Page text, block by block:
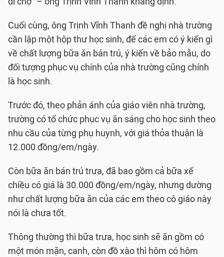
Cuối cùng, ông Trịnh Vĩnh Thanh đề nghị nhà trường
cần lập một hộp thư học sinh, để các em có ý kiến gì
về chất lượng bữa ăn bán trú, ý kiến về bảo mẫu, do
đối tượng phục vụ chính của nhà trường cũng chính
là học sinh.
Trước đó, theo phản ánh của giáo viên nhà trường,
trường có tổ chức phục vụ ăn sáng cho học sinh theo
nhu cầu của từng phụ huynh, với giá thỏa thuận là
12.000 đồng/em/ngày.
Còn bữa ăn bán trú trưa, đã bao gồm cả bữa xế
chiều có giá là 30.000 đồng/em/ngày, nhưng dường
như chất lượng bữa ăn của các em theo cô giáo này
nói là chưa tốt.
Thông thường thì bữa trưa, học sinh sẽ ăn gồm có
một món mặn, canh, còn đồ xào thì hôm có hôm